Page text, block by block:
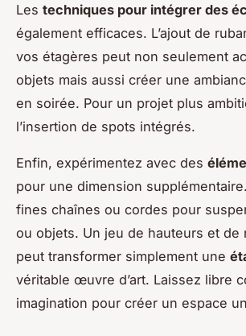
Les techniques pour intégrer des
également efficaces. L’ajout de
vos étagères peut non seulement
objets mais aussi créer une
en soirée. Pour un projet plus
l’insertion de spots intégrés.
Enfin, expérimentez avec des
pour une dimension
fines chaînes ou cordes pour
ou objets. Un jeu de hauteurs et de
peut transformer simplement une
véritable œuvre d’art. Laissez libre
imagination pour créer un espace